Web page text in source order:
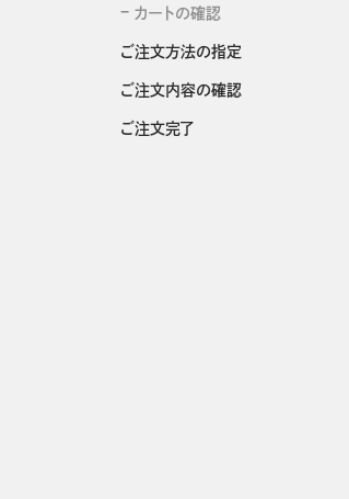
カートの確認
ご注文方法の指定
ご注文内容の確認
ご注文完了